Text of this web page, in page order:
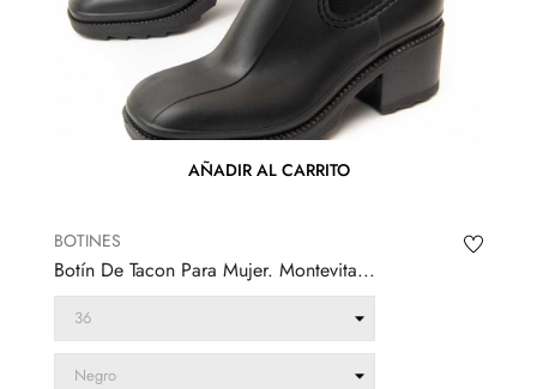
AÑADIR AL CARRITO
BOTINES
Botín De Tacon Para Mujer. Montevita...